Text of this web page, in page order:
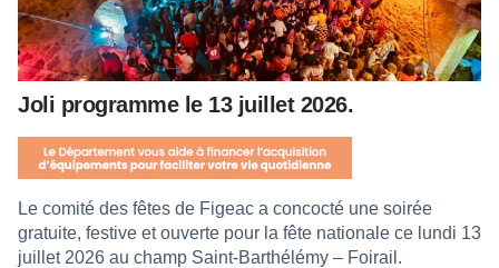
Joli programme le 13 juillet 2026.
Le comité des fêtes de Figeac a concocté une soirée
gratuite, festive et ouverte pour la fête nationale ce lundi 13
juillet 2026 au champ Saint-Barthélémy – Foirail.